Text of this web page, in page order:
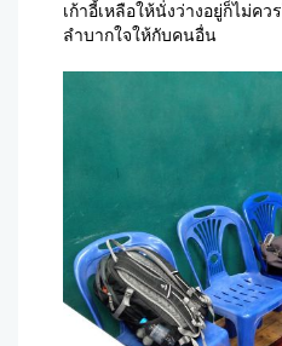
เก้าอี้เหลือให้นั่งว่างอยู่ก็ไม่ค
ลำบากใจให้กับคนอื่น